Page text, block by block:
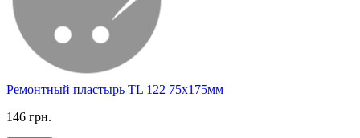
Ремонтный пластырь TL 122 75х175мм
146 грн.